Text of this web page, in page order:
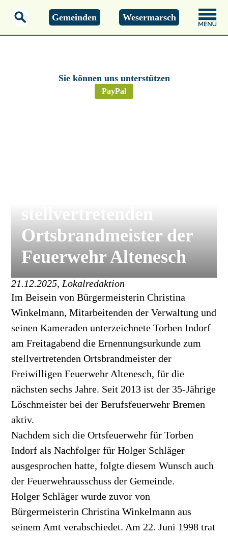
Gemeinden Wesermarsch
Sie können uns unterstützen
PayPal
stellvertretenden
Ortsbrandmeister der
Feuerwehr Altenesch
21.12.2025, Lokalredaktion
Im Beisein von Bürgermeisterin Christina
Winkelmann, Mitarbeitenden der Verwaltung und
seinen Kameraden unterzeichnete Torben Indorf
am Freitagabend die Ernennungsurkunde zum
stellvertretenden Ortsbrandmeister der
Freiwilligen Feuerwehr Altenesch, für die
nächsten sechs Jahre. Seit 2013 ist der 35-Jährige
Löschmeister bei der Berufsfeuerwehr Bremen
aktiv.
Nachdem sich die Ortsfeuerwehr für Torben
Indorf als Nachfolger für Holger Schläger
ausgesprochen hatte, folgte diesem Wunsch auch
der Feuerwehrausschuss der Gemeinde.
Holger Schläger wurde zuvor von
Bürgermeisterin Christina Winkelmann aus
seinem Amt verabschiedet. Am 22. Juni 1998 trat